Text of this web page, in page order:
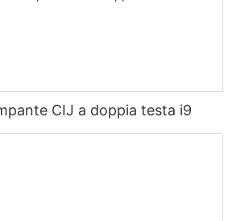
CIJ a doppia testa i9